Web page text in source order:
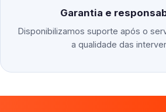
Garantia e
Disponibilizamos suporte após o
a qualidade das